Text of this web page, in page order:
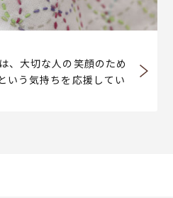
、大切な人の笑顔のため
いう気持ちを応援してい